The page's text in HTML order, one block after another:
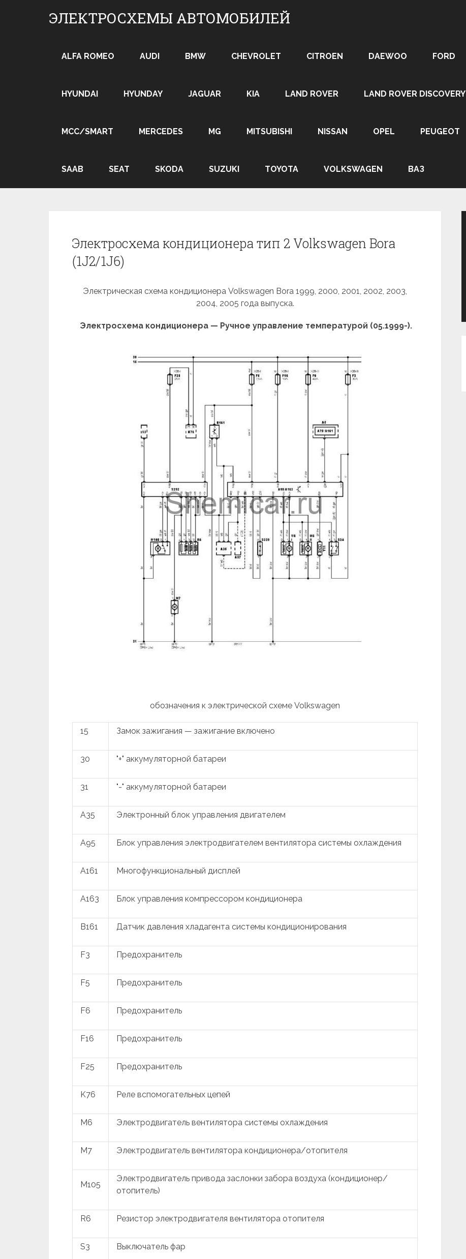
ЭЛЕКТРОСХЕМЫ АВТОМОБИЛЕЙ
ALFA ROMEO AUDI BMW CHEVROLET CITROEN DAEWOO FORD
HYUNDAI HYUNDAY JAGUAR KIA LAND ROVER LAND ROVER DISCOVERY
MCC/SMART MERCEDES MG MITSUBISHI NISSAN OPEL PEUGEOT
SAAB SEAT SKODA SUZUKI TOYOTA VOLKSWAGEN ВАЗ
Электросхема кондиционера тип 2 Volkswagen Bora
(1J2/1J6)
Электрическая схема кондиционера Volkswagen Bora 1999, 2000, 2001, 2002, 2003,
2004, 2005 года выпуска.
Электросхема кондиционера — Ручное управление температурой (05.1999-).
обозначения к электрической схеме Volkswagen
15 Замок зажигания — зажигание включено
30 "+" аккумуляторной батареи
31 "-" аккумуляторной батареи
A35 Электронный блок управления двигателем
A95 Блок управления электродвигателем вентилятора системы охлаждения
A161 Многофункциональный дисплей
A163 Блок управления компрессором кондиционера
B161 Датчик давления хладагента системы кондиционирования
F3 Предохранитель
F5 Предохранитель
F6 Предохранитель
F16 Предохранитель
F25 Предохранитель
K76 Реле вспомогательных цепей
M6 Электродвигатель вентилятора системы охлаждения
M7 Электродвигатель вентилятора кондиционера/отопителя
M105
Электродвигатель привода заслонки забора воздуха (кондиционер/
отопитель)
R6 Резистор электродвигателя вентилятора отопителя
S3 Выключатель фар